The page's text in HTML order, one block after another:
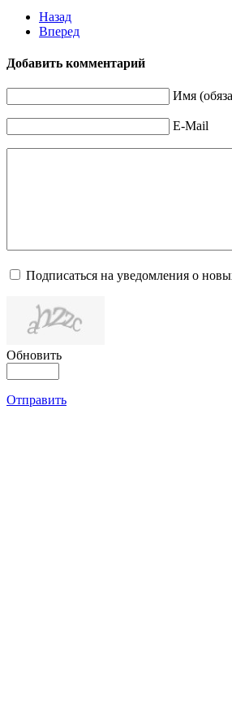
Назад
Вперед
Добавить комментарий
Имя
E-Mail
Подписаться на уведомления о
Обновить
Отправить